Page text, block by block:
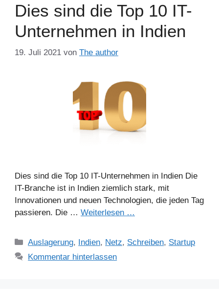
Dies sind die Top 10 IT-
Unternehmen in Indien
19. Juli 2021 von The author
Dies sind die Top 10 IT-Unternehmen in Indien Die
IT-Branche ist in Indien ziemlich stark, mit
Innovationen und neuen Technologien, die jeden Tag
passieren. Die … Weiterlesen …
Kategorien
Auslagerung, Indien, Netz, Schreiben, Startup
Kommentar hinterlassen